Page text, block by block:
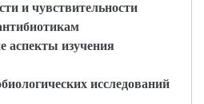
и чувствительности
аспекты изучения
исследований